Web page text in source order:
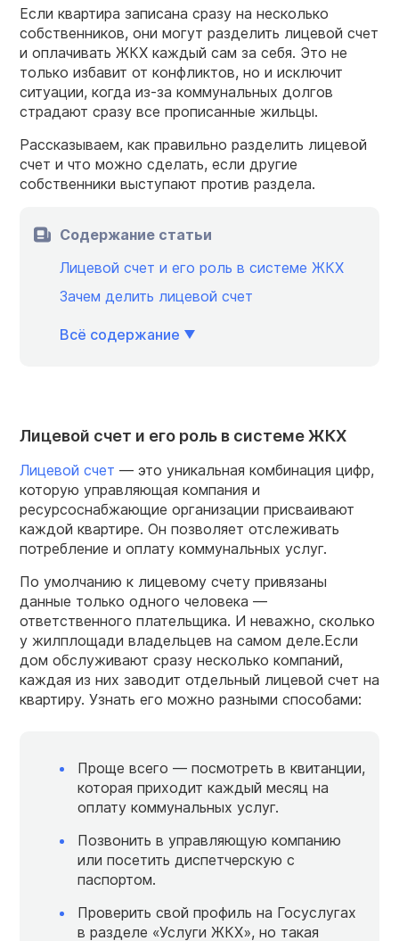
Если квартира записана сразу на несколько
собственников, они могут разделить лицевой счет
и оплачивать ЖКХ каждый сам за себя. Это не
только избавит от конфликтов, но и исключит
ситуации, когда из-за коммунальных долгов
страдают сразу все прописанные жильцы.
Рассказываем, как правильно разделить лицевой
счет и что можно сделать, если другие
собственники выступают против раздела.
Содержание статьи
Лицевой счет и его роль в системе ЖКХ
Зачем делить лицевой счет
Всё содержание
Лицевой счет и его роль в системе ЖКХ
Лицевой счет — это уникальная комбинация цифр,
которую управляющая компания и
ресурсоснабжающие организации присваивают
каждой квартире. Он позволяет отслеживать
потребление и оплату коммунальных услуг.
По умолчанию к лицевому счету привязаны
данные только одного человека —
ответственного плательщика. И неважно, сколько
у жилплощади владельцев на самом деле.Если
дом обслуживают сразу несколько компаний,
каждая из них заводит отдельный лицевой счет на
квартиру. Узнать его можно разными способами:
Проще всего — посмотреть в квитанции,
которая приходит каждый месяц на
оплату коммунальных услуг.
Позвонить в управляющую компанию
или посетить диспетчерскую с
паспортом.
Проверить свой профиль на Госуслугах
в разделе «Услуги ЖКХ», но такая